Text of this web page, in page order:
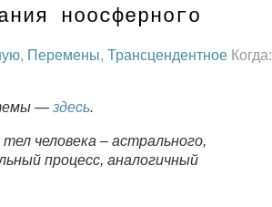
ноосферного
, Перемены, Трансцендентное Когда:
— здесь.
человека – астрального,
процесс, аналогичный